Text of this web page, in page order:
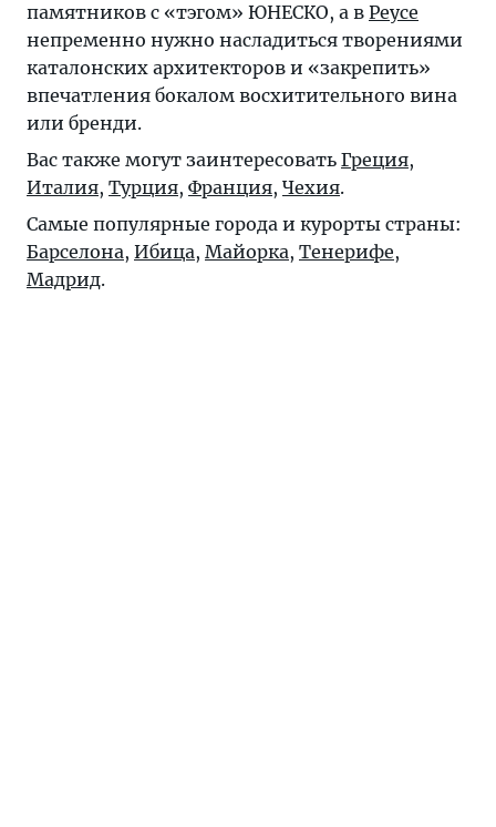
памятников с «тэгом» ЮНЕСКО, а в Реусе
непременно нужно насладиться творениями
каталонских архитекторов и «закрепить»
впечатления бокалом восхитительного вина
или бренди.
Вас также могут заинтересовать Греция,
Италия, Турция, Франция, Чехия.
Самые популярные города и курорты страны:
Барселона, Ибица, Майорка, Тенерифе,
Мадрид.